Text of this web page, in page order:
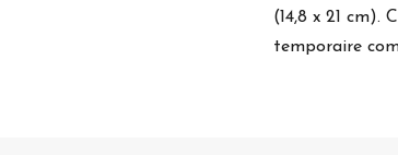
(14,8 x 21 cm).
temporaire